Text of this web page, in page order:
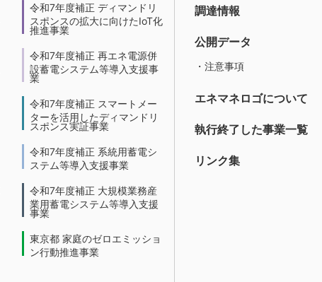
令和7年度補正 ディマンドリ
スポンスの拡大に向けたIoT化
推進事業
令和7年度補正 再エネ電源併
設蓄電システム等導入支援事
業
令和7年度補正 スマートメー
ターを活用したディマンドリ
スポンス実証事業
令和7年度補正 系統用蓄電シ
ステム等導入支援事業
令和7年度補正 大規模業務産
業用蓄電システム等導入支援
事業
東京都 家庭のゼロエミッショ
ン行動推進事業
調達情報
公開データ
・注意事項
エネマネロゴについて
執行終了した事業一覧
リンク集